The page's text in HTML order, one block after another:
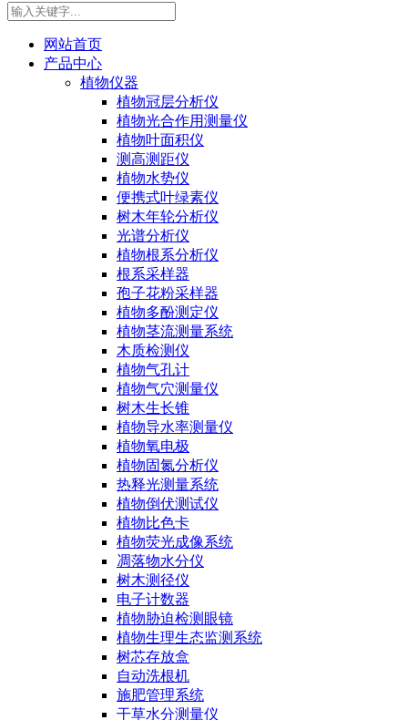
网站首页
产品中心
植物仪器
植物冠层分析仪
植物光合作用测量仪
植物叶面积仪
测高测距仪
植物水势仪
便携式叶绿素仪
树木年轮分析仪
光谱分析仪
植物根系分析仪
根系采样器
孢子花粉采样器
植物多酚测定仪
植物茎流测量系统
木质检测仪
植物气孔计
植物气穴测量仪
树木生长锥
植物导水率测量仪
植物氧电极
植物固氮分析仪
热释光测量系统
植物倒伏测试仪
植物比色卡
植物荧光成像系统
凋落物水分仪
树木测径仪
电子计数器
植物胁迫检测眼镜
植物生理生态监测系统
树芯存放盒
自动洗根机
施肥管理系统
干草水分测量仪